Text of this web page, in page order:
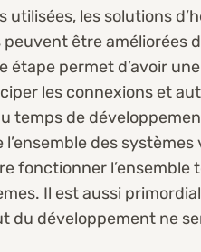
utilisées, les solutions
être améliorées
étape permet d’avoir
les connexions et
temps de
des
fonctionner
Il est aussi
du développement ne